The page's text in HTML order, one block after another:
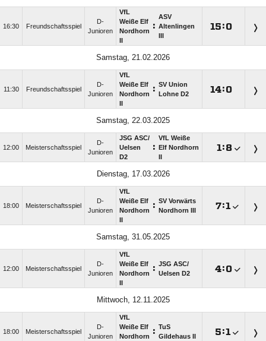
16:30 Freundschaftsspiel
D-
Junioren
VfL
Weiße Elf
Nordhorn :
ASV
Altenlingen
:
Samstag, 21.02.2026
11:30 Freundschaftsspiel
D-
Junioren
VfL
Weiße Elf
Nordhorn : SV Union
Lohne D2
:
Samstag, 22.03.2025
12:00 Meisterschaftsspiel
D-
Junioren
JSG ASC/​
Uelsen
D2
:
VfL Weiße
Elf Nordhorn
:
Dienstag, 17.03.2026
18:00 Meisterschaftsspiel
D-
Junioren
VfL
Weiße Elf
Nordhorn : SV Vorwärts
Nordhorn III
:
Samstag, 31.05.2025
12:00 Meisterschaftsspiel
D-
Junioren
VfL
Weiße Elf
Nordhorn : JSG ASC/​
Uelsen D2
:
Mittwoch, 12.11.2025
18:00 Meisterschaftsspiel
D-
Junioren
VfL
Weiße Elf
Nordhorn : TuS
Gildehaus II
: